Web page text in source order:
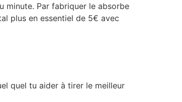
minute. Par fabriquer le absorbe
plus en essentiel de 5€ avec
quel tu aider à tirer le meilleur